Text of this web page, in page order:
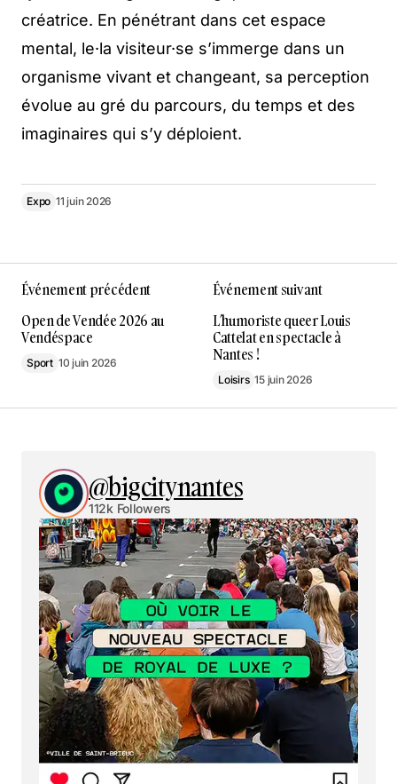
créatrice. En pénétrant dans cet espace
mental, le·la visiteur·se s’immerge dans un
organisme vivant et changeant, sa perception
évolue au gré du parcours, du temps et des
imaginaires qui s’y déploient.
Expo 11 juin 2026
Événement précédent
Open de Vendée 2026 au
Vendéspace
Sport 10 juin 2026
Événement suivant
L’humoriste queer Louis
Cattelat en spectacle à
Nantes !
Loisirs 15 juin 2026
@bigcitynantes
112k Followers